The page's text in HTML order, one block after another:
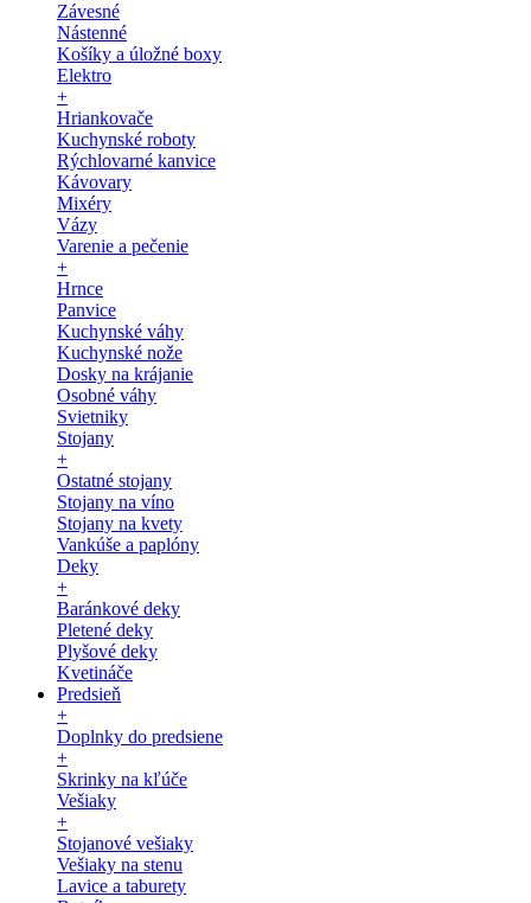
Závesné
Nástenné
Košíky a úložné boxy
Elektro
+
Hriankovače
Kuchynské roboty
Rýchlovarné kanvice
Kávovary
Mixéry
Vázy
Varenie a pečenie
+
Hrnce
Panvice
Kuchynské váhy
Kuchynské nože
Dosky na krájanie
Osobné váhy
Svietniky
Stojany
+
Ostatné stojany
Stojany na víno
Stojany na kvety
Vankúše a paplóny
Deky
+
Baránkové deky
Pletené deky
Plyšové deky
Kvetináče
Predsieň
+
Doplnky do predsiene
+
Skrinky na kľúče
Vešiaky
+
Stojanové vešiaky
Vešiaky na stenu
Lavice a taburety